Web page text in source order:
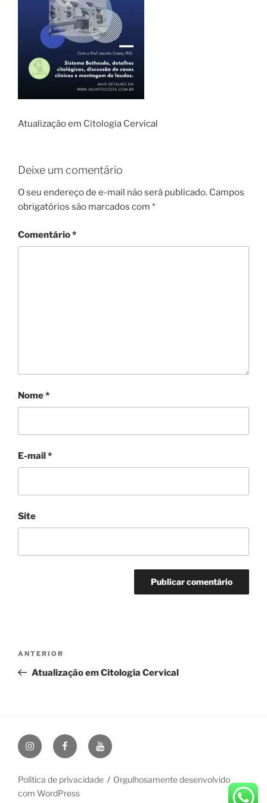
Atualização em Citologia Cervical
Deixe um comentário
O seu endereço de e-mail não será publicado. Campos
obrigatórios são marcados com *
Comentário*
Nome*
E-mail*
Site
Post
Post
anterior
ANTERIOR
Atualização em Citologia Cervical
InstagramFacebookYouTube
Política de privacidade
Orgulhosamente desenvolvido
com WordPress